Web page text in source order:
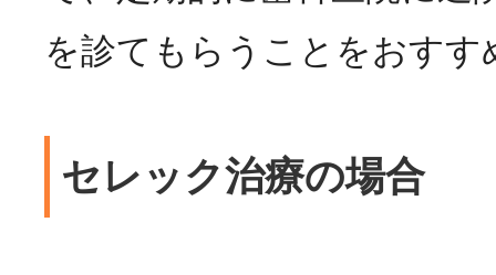
を診てもらうことをおすす
セレック治療の場合